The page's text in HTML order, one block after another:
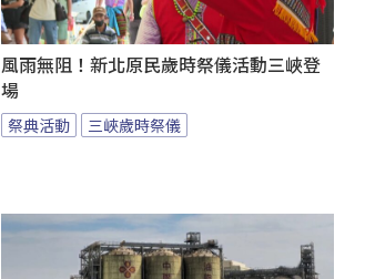
風雨無阻！新北原民歲時祭儀活動三峽登
場
祭典活動 三峽歲時祭儀